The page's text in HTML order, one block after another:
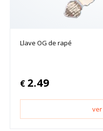
Llave OG de rapé
€ 2.49